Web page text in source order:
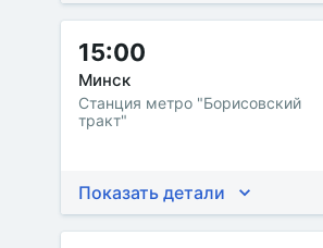
15:00
Минск
Станция метро "Борисовский
тракт"
Показать детали